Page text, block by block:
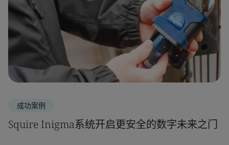
成功案例
Squire Inigma系统开启更安全的数字未来之门